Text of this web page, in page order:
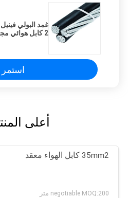
2 كابل هوائي مجمع
استمر
أعلى
35mm2 كابل الهواء معقد
negotiable MOQ:200 متر